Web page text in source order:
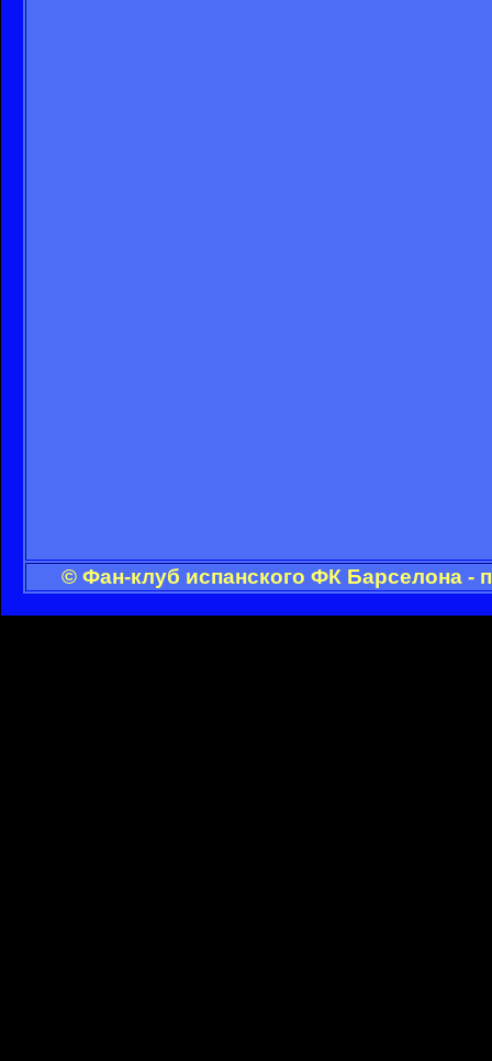
© Фан-клуб испанского ФК Барселона -